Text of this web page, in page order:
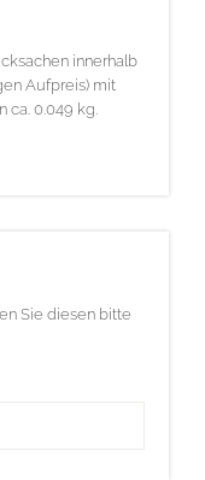
innerhalb
Aufpreis) mit
0.049 kg.
Sie diesen bitte